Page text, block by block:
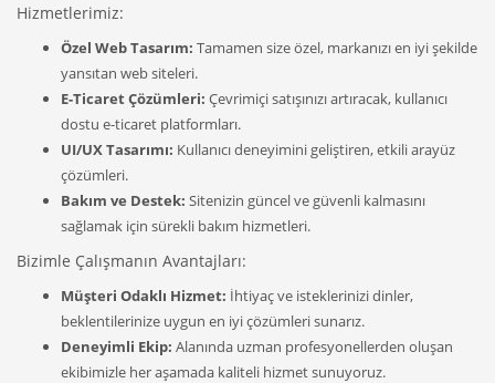
Hizmetlerimiz:
Özel Web Tasarım: Tamamen size özel, markanızı en iyi şekilde
yansıtan web siteleri.
E-Ticaret Çözümleri: Çevrimiçi satışınızı artıracak, kullanıcı
dostu e-ticaret platformları.
UI/UX Tasarımı: Kullanıcı deneyimini geliştiren, etkili arayüz
çözümleri.
Bakım ve Destek: Sitenizin güncel ve güvenli kalmasını
sağlamak için sürekli bakım hizmetleri.
Bizimle Çalışmanın Avantajları:
Müşteri Odaklı Hizmet: İhtiyaç ve isteklerinizi dinler,
beklentilerinize uygun en iyi çözümleri sunarız.
Deneyimli Ekip: Alanında uzman profesyonellerden oluşan
ekibimizle her aşamada kaliteli hizmet sunuyoruz.